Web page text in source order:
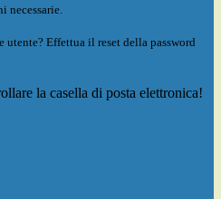
necessarie.
utente? Effettua il reset della password
la casella di posta elettronica!